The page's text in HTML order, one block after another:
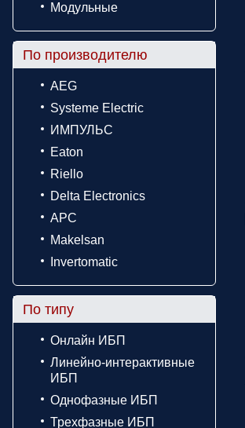
Модульные
По производителю
AEG
Systeme Electric
ИМПУЛЬС
Eaton
Riello
Delta Electronics
APC
Makelsan
Invertomatic
По типу
Онлайн ИБП
Линейно-интерактивные
ИБП
Однофазные ИБП
Трехфазные ИБП